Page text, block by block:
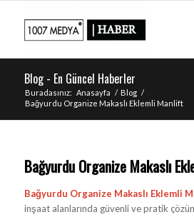
Blog - En Güncel Haberler
Buradasınız: Anasayfa / Blog /
Bağyurdu Organize Makaslı Eklemli Manlift
Bağyurdu Organize Makaslı
Bağyurdu Organize Makaslı Eklemli
inşaat alanlarında güvenli ve pratik